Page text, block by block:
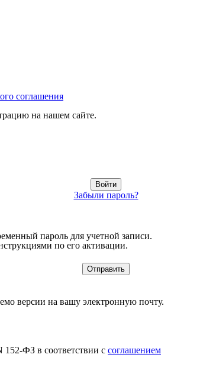
соглашения
на нашем сайте.
Забыли пароль?
пароль для учетной записи.
по его активации.
версии на вашу электронную почту.
152-ФЗ в соответствии с соглашением